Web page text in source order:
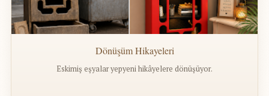
Dönüşüm Hikayeleri
Eskimiş eşyalar yepyeni hikâyelere dönüşüyor.